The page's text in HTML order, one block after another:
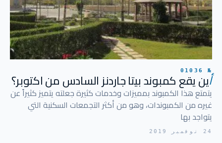
№ 01036
أين يقع كمبوند بيتا جاردنز السادس من اكتوبر؟
يتمتع هذا الكمبوند بمميزات وخدمات كثيرة جعلته يتميز كثيراً عن
غيره من الكمبوندات، وهو من أكثر التجمعات السكنية التي
يتواجد بها
24 نوفمبر 2019